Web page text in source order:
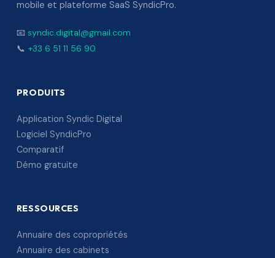
mobile et plateforme SaaS SyndicPro.
📧 syndic.digital@gmail.com
📞 +33 6 51 11 56 90
PRODUITS
Application Syndic Digital
Logiciel SyndicPro
Comparatif
Démo gratuite
RESSOURCES
Annuaire des copropriétés
Annuaire des cabinets